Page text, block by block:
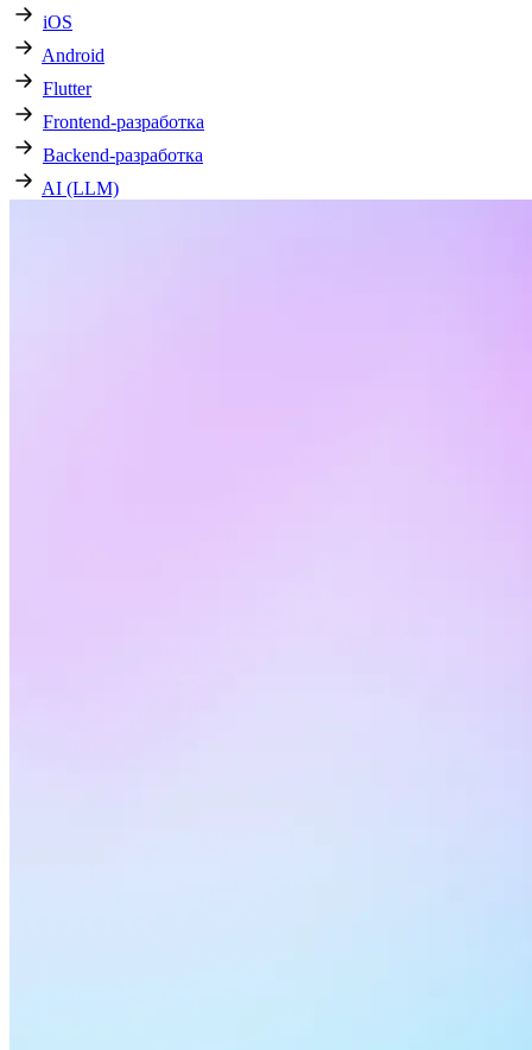
iOS
Android
Flutter
Frontend-разработка
Backend-разработка
AI (LLM)